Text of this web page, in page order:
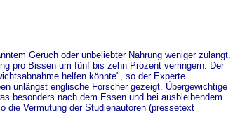
Geruch oder unbeliebter Nahrung weniger zulangt.
pro Bissen um fünf bis zehn Prozent verringern. Der
helfen könnte", so der Experte.
unlängst englische Forscher gezeigt. Übergewichtige
besonders nach dem Essen und bei ausbleibendem
die Vermutung der Studienautoren (pressetext